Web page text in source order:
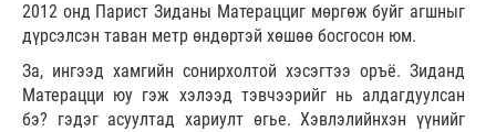
2012 онд Парист Зиданы Матерацциг мөргөж буйг агшныг
дүрсэлсэн таван метр өндөртэй хөшөө босгосон юм.
За, ингээд хамгийн сонирхолтой хэсэгтээ оръё. Зиданд
Матерацци юу гэж хэлээд тэвчээрийг нь алдагдуулсан
бэ? гэдэг асуултад хариулт өгье. Хэвлэлийнхэн үүнийг